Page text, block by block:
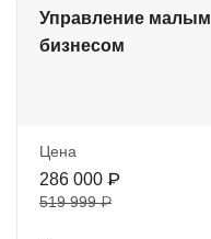
Управление малым
бизнесом
Цена
286 000 ₽
519 999 ₽